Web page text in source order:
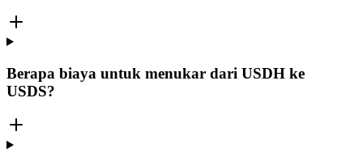
Berapa biaya untuk menukar dari USDH ke
USDS?